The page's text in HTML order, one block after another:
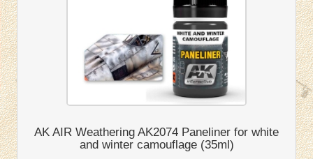
AK AIR Weathering AK2074 Paneliner for white
and winter camouflage (35ml)